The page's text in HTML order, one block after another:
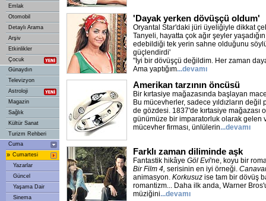
Emlak
Otomobil
Detaylı Arama
Arşiv
Etkinlikler
Çocuk
Günaydın
Televizyon
Astroloji
Magazin
Sağlık
Kültür Sanat
Turizm Rehberi
Cuma
» Cumartesi
Yazarlar
Güncel
Yaşama Dair
Sinema
'Dayak yerken dövüşçü oldum'
Oryantal Star'daki jüri üyeliğiyle dikkat
Tanyeli, hayatta çok ağır şeyler
edebildiği tek yerin sahne olduğunu
güçlendirdi'
"İyi bir dövüşçü değildim. Her zaman
Ama yaptığım...devamı
Amerikan tarzının öncüsü
Bir kırtasiye mağazasında başlayan
Bu mücevherler, sadece yıldızların
de gözdesi. 1837'de kırtasiye mağazası
günümüze bir imparatorluk olarak gelen
mücevher firması, ünlülerin...devamı
Farklı zaman diliminde aşk
Fantastik hikâye Göl Evi'ne, koyu bir
Bir Film 4, serisinin en iyi örneği.
animasyon. Korkusuz ise tam bir dövüş
romantizm... Daha ilk anda, Warner
müziğini...devamı